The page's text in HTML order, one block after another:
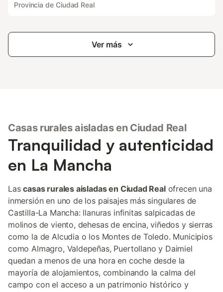
Provincia de Ciudad Real
Ver más
Casas rurales aisladas en Ciudad Real
Tranquilidad y autenticidad
en La Mancha
Lascasas rurales aisladas en Ciudad Realofrecen una
inmersión en uno de los paisajes más singulares de
Castilla-La Mancha: llanuras infinitas salpicadas de
molinos de viento, dehesas de encina, viñedos y sierras
como la de Alcudia o los Montes de Toledo. Municipios
como Almagro, Valdepeñas, Puertollano y Daimiel
quedan a menos de una hora en coche desde la
mayoría de alojamientos, combinando la calma del
campo con el acceso a un patrimonio histórico y